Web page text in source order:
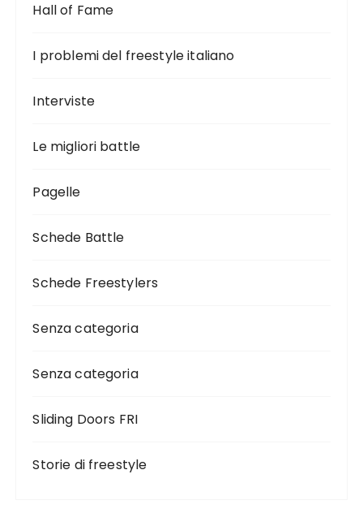
Hall of Fame
I problemi del freestyle italiano
Interviste
Le migliori battle
Pagelle
Schede Battle
Schede Freestylers
Senza categoria
Senza categoria
Sliding Doors FRI
Storie di freestyle